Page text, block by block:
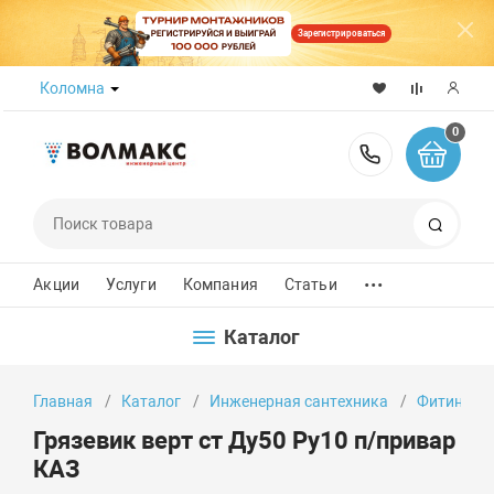
Зарегистрироваться
Коломна
8 (800)
0
Акции Услуги Компания Статьи ...
Каталог
Главная Каталог Инженерная сантехника Фитинги
Грязевик верт ст Ду50 Ру10 п/привар
КАЗ